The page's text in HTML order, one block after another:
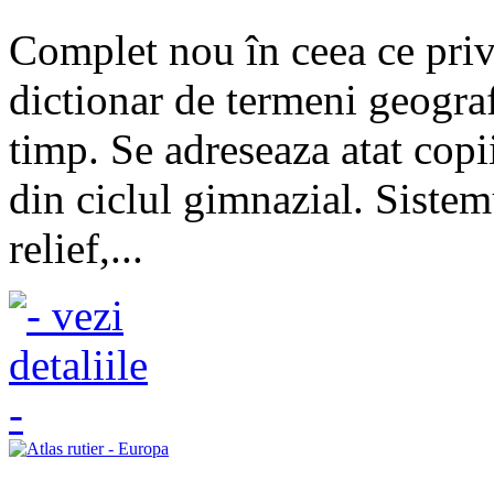
Complet nou în ceea ce
dictionar de termeni
timp. Se adreseaza atat
din ciclul gimnazial.
relief,...